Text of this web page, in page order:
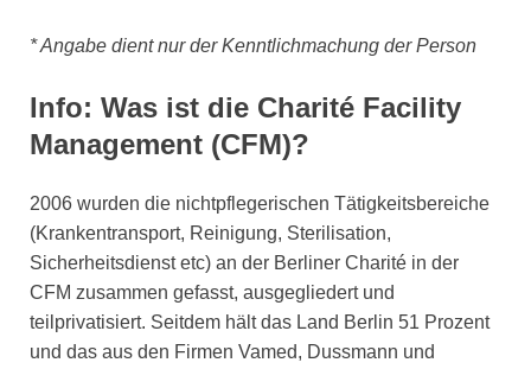
* Angabe dient nur der Kenntlichmachung der Person
Info: Was ist die Charité Facility
Management (CFM)?
2006 wurden die nichtpflegerischen Tätigkeitsbereiche
(Krankentransport, Reinigung, Sterilisation,
Sicherheitsdienst etc) an der Berliner Charité in der
CFM zusammen gefasst, ausgegliedert und
teilprivatisiert. Seitdem hält das Land Berlin 51 Prozent
und das aus den Firmen Vamed, Dussmann und